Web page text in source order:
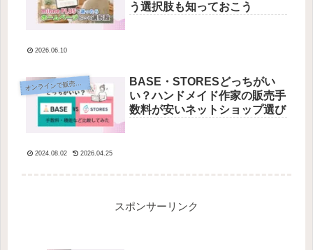
う選択肢も知っておこう
2026.06.10
オ
ンラインで販売する
BASE・STORESどっちがい
い？ハンドメイド作家の販売手
数料が安いネットショップ選び
2024.08.02 2026.04.25
スポンサーリンク